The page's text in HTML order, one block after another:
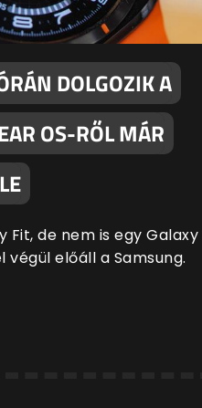
DOLGOZIK A
OS-RŐL MÁR
Fit, de nem is egy Galaxy
végül előáll a Samsung.